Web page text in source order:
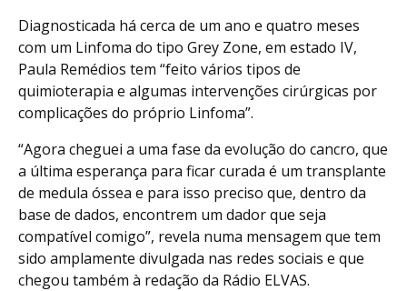
Diagnosticada há cerca de um ano e quatro meses
com um Linfoma do tipo Grey Zone, em estado IV,
Paula Remédios tem “feito vários tipos de
quimioterapia e algumas intervenções cirúrgicas por
complicações do próprio Linfoma”.
“Agora cheguei a uma fase da evolução do cancro, que
a última esperança para ficar curada é um transplante
de medula óssea e para isso preciso que, dentro da
base de dados, encontrem um dador que seja
compatível comigo”, revela numa mensagem que tem
sido amplamente divulgada nas redes sociais e que
chegou também à redação da Rádio ELVAS.